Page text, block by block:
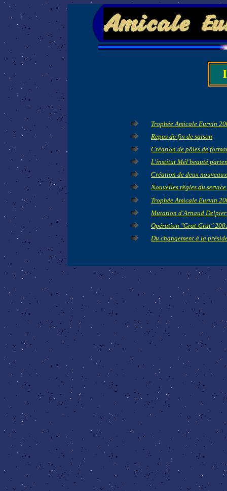
Trophée Amicale Eurvin
Repas de fin de saison
Création de pôles de
L'institut Mél'beauté
Création de deux
Nouvelles rêgles du
Trophée Amicale Eurvin
Mutation d'Arnaud
Opération "Grat-Grat"
Du changement à la